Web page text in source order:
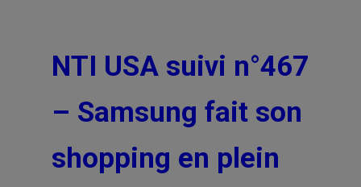
NTI USA suivi n°467
– Samsung fait son
shopping en plein